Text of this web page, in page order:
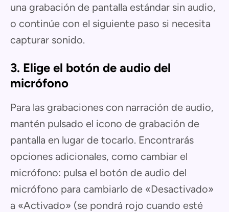
una grabación de pantalla estándar sin audio,
o continúe con el siguiente paso si necesita
capturar sonido.
3. Elige el botón de audio del
micrófono
Para las grabaciones con narración de audio,
mantén pulsado el icono de grabación de
pantalla en lugar de tocarlo. Encontrarás
opciones adicionales, como cambiar el
micrófono: pulsa el botón de audio del
micrófono para cambiarlo de «Desactivado»
a «Activado» (se pondrá rojo cuando esté